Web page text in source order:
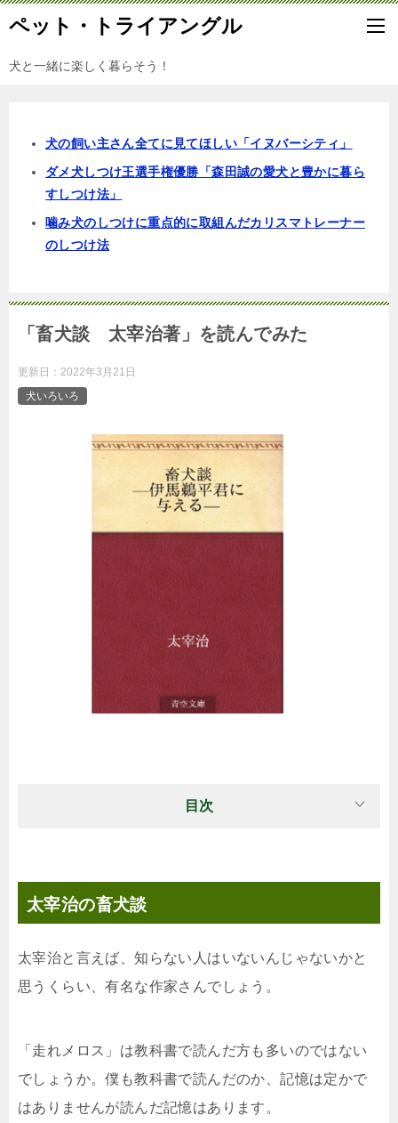
ペット・トライアングル
犬と一緒に楽しく暮らそう！
犬の飼い主さん全てに見てほしい「イヌバーシティ」
ダメ犬しつけ王選手権優勝「森田誠の愛犬と豊かに暮ら
すしつけ法」
噛み犬のしつけに重点的に取組んだカリスマトレーナー
のしつけ法
「畜犬談 太宰治著」を読んでみた
更新日： 2022年3月21日
犬いろいろ
目次
太宰治の畜犬談
太宰治と言えば、知らない人はいないんじゃないかと
思うくらい、有名な作家さんでしょう。
「走れメロス」は教科書で読んだ方も多いのではない
でしょうか。僕も教科書で読んだのか、記憶は定かで
はありませんが読んだ記憶はあります。